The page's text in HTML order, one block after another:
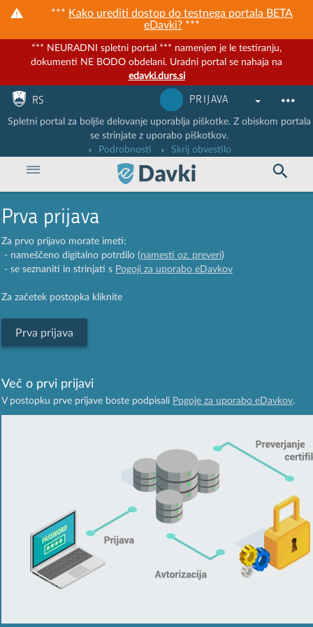
*** Kako urediti dostop do testnega portala BETA
eDavki? ***
*** NEURADNI spletni portal *** namenjen je le testiranju,
dokumenti NE BODO obdelani. Uradni portal se nahaja na
edavki.durs.si
Nadaljuj na vsebino
Nadaljuj na vsebino zaprtega portala
RS PRIJAVA
Spletni portal za boljše delovanje uporablja piškotke. Z obiskom portala
se strinjate z uporabo piškotkov.
Podrobnosti
Skrij obvestilo
Prva prijava
Za prvo prijavo morate imeti:
- nameščeno digitalno potrdilo (namesti oz. preveri)
- se seznaniti in strinjati s Pogoji za uporabo eDavkov
Za začetek postopka kliknite
Prva prijava
Več o prvi prijavi
V postopku prve prijave boste podpisali Pogoje za uporabo eDavkov.